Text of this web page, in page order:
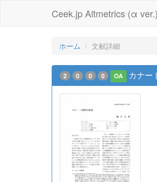
Ceek.jp Altmetrics (α ver.)
ホーム 文献詳細
2 0 0 0 OA カナー